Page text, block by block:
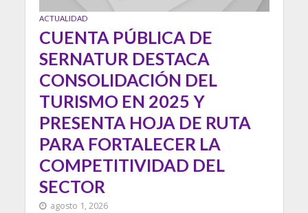
ACTUALIDAD
CUENTA PÚBLICA DE
SERNATUR DESTACA
CONSOLIDACIÓN DEL
TURISMO EN 2025 Y
PRESENTA HOJA DE RUTA
PARA FORTALECER LA
COMPETITIVIDAD DEL
SECTOR
agosto 1, 2026